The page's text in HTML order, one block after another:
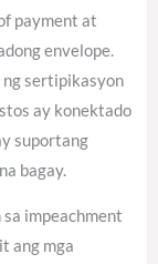
payment at
envelope.
ng sertipikasyon
ay konektado
suportang
bagay.
impeachment
ang mga